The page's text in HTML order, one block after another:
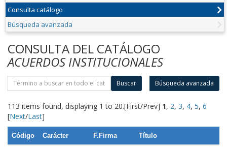
Consulta catálogo
Búsqueda avanzada
CONSULTA DEL CATÁLOGO
ACUERDOS INSTITUCIONALES
Buscar Búsqueda avanzada
113 items found, displaying 1 to 20.[First/Prev] 1, 2, 3, 4, 5, 6
[Next/Last]
Código Carácter F.Firma Título